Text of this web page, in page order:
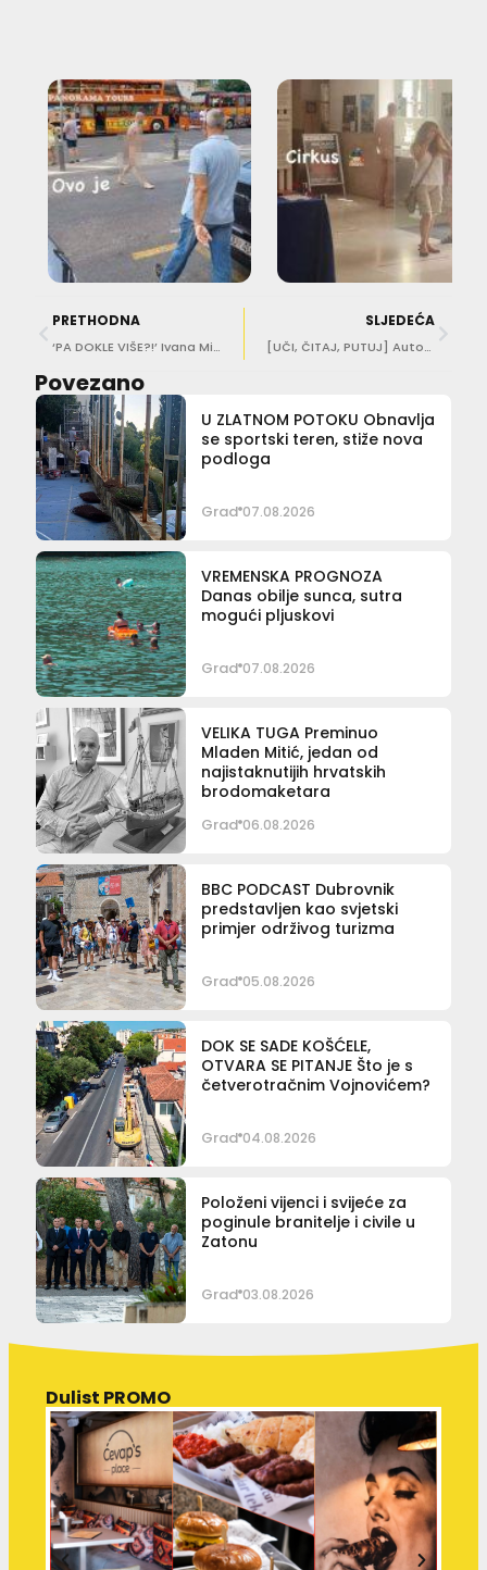
PRETHODNA
‘PA DOKLE VIŠE?!’ Ivana Mijić Vulinović: Ležaljke ne smiju biti u prvom redu do mora. Pravila se krše, a nitko ne reagira!
SLJEDEĆA
[UČI, ČITAJ, PUTUJ] Autobusni kolodvor Dubrovnik u znaku knjiga, evo i detalja
Povezano
U ZLATNOM POTOKU Obnavlja
se sportski teren, stiže nova
podloga
Grad 07.08.2026
VREMENSKA PROGNOZA
Danas obilje sunca, sutra
mogući pljuskovi
Grad 07.08.2026
VELIKA TUGA Preminuo
Mladen Mitić, jedan od
najistaknutijih hrvatskih
brodomaketara
Grad 06.08.2026
BBC PODCAST Dubrovnik
predstavljen kao svjetski
primjer održivog turizma
Grad 05.08.2026
DOK SE SADE KOŠĆELE,
OTVARA SE PITANJE Što je s
četverotračnim Vojnovićem?
Grad 04.08.2026
Položeni vijenci i svijeće za
poginule branitelje i civile u
Zatonu
Grad 03.08.2026
Dulist PROMO